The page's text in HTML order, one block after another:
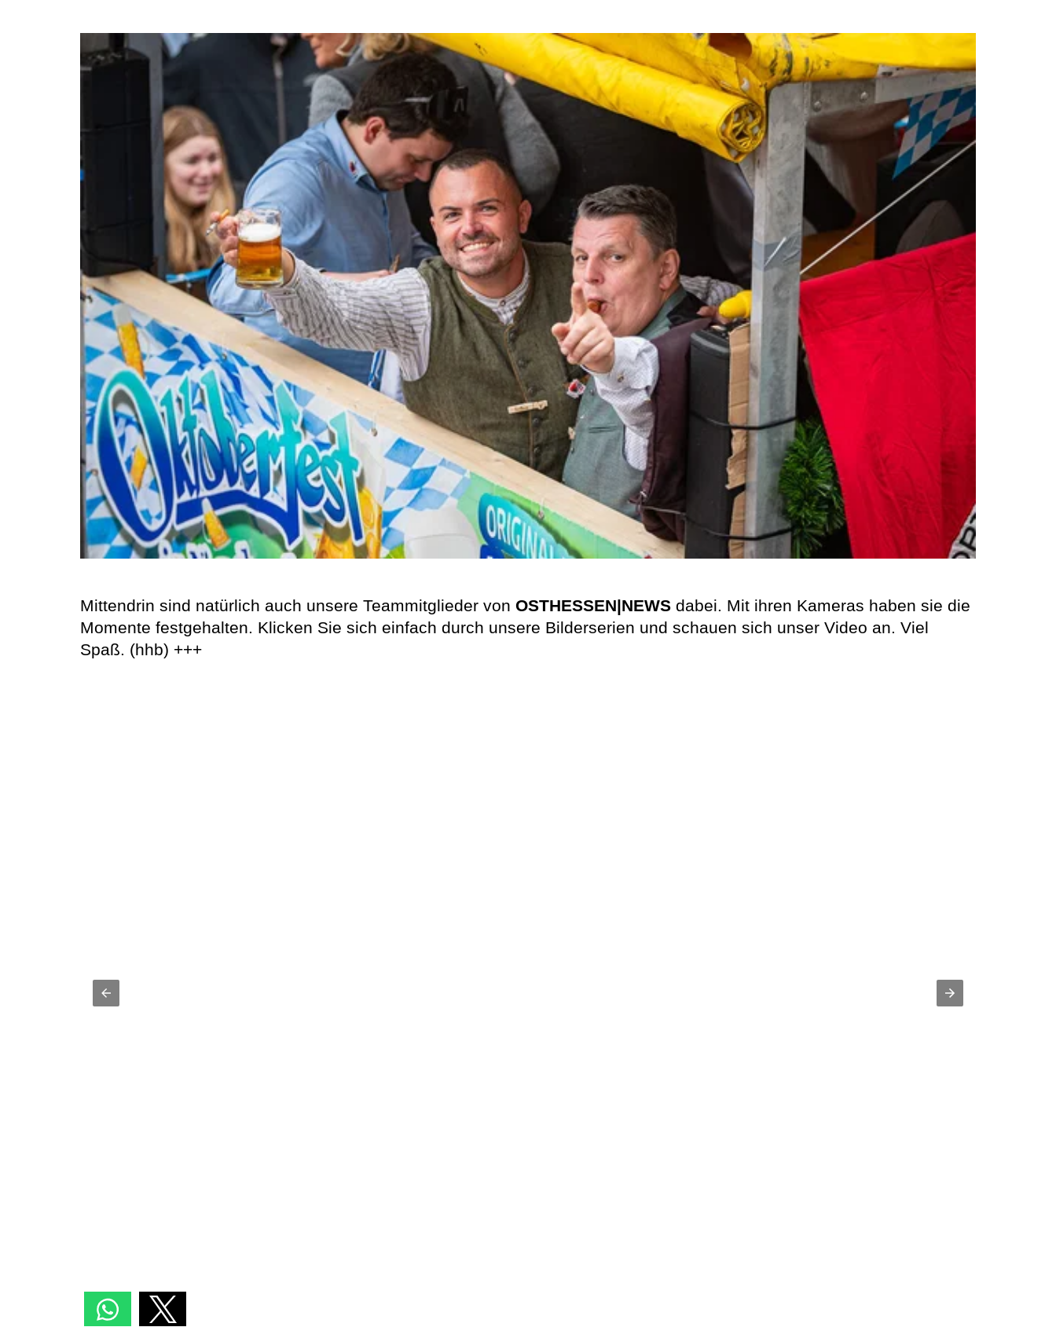
Mittendrin sind natürlich auch unsere Teammitglieder von OSTHESSEN|NEWS dabei. Mit ihren Kameras haben sie die
Momente festgehalten. Klicken Sie sich einfach durch unsere Bilderserien und schauen sich unser Video an. Viel
Spaß. (hhb) +++